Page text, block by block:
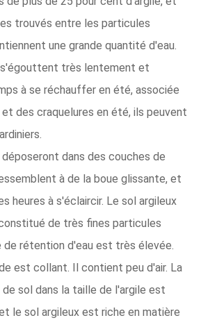
trouvés entre les particules
une grande quantité d'eau.
très lentement et
à se réchauffer en été, associée
des craquelures en été, ils peuvent
dans des couches de
à de la boue glissante, et
heures à s'éclaircir. Le sol argileux
de très fines particules
de rétention d'eau est très élevée.
est collant. Il contient peu d'air. La
sol dans la taille de l'argile est
le sol argileux est riche en matière